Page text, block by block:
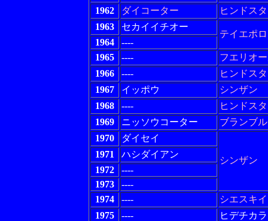
1962
ダイコーター
ヒンドス
1963
セカイイチオー
テイエポロ
1964
----
1965
----
フエリオ
1966
----
ヒンドス
1967
イッポウ
シンザン
1968
----
ヒンドス
1969
ニッソウコーター
ブランブ
1970
ダイセイ
シンザン
1971
ハシダイアン
1972
----
1973
----
1974
----
シエスキイ
1975
---- ヒデチカラ